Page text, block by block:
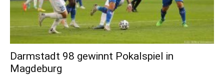
Darmstadt 98 gewinnt Pokalspiel in
Magdeburg